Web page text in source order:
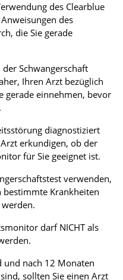
des Clearblue
des
die Sie gerade
Schwangerschaft
Ihren Arzt bezüglich
gerade einnehmen, bevor
diagnostiziert
erkundigen, ob der
für Sie geeignet ist.
verwenden,
Krankheiten
darf NICHT als
und nach 12 Monaten
sollten Sie einen Arzt